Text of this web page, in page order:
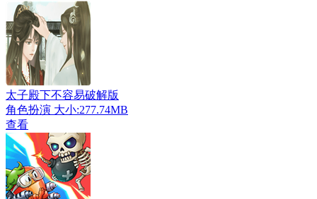
太子殿下不容易破解版
角色扮演 大小:277.74MB
查看